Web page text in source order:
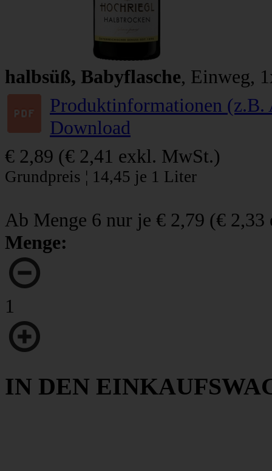
halbsüß, Babyflasche, Einweg,
Produktinformationen
Download
€ 2,89 (€ 2,41 exkl. MwSt.)
Grundpreis ¦ 14,45 je 1 Liter
Ab Menge 6 nur je € 2,79 (€ 2,33
Menge:
1
IN DEN